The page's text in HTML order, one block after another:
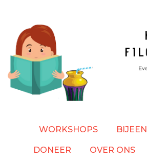
inhoud
gaan
WORKSHOPS
DONEER OVER ONS